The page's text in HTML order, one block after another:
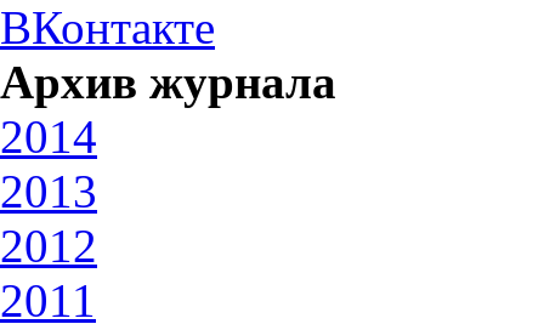
ВКонтакте
Архив журнала
2014
2013
2012
2011